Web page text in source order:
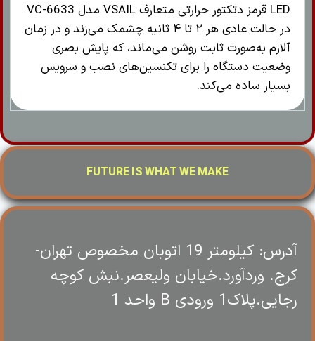
LED قرمز دتکتور حرارتی متعارف VSAIL مدل VC-6633
در حالت عادی هر ۲ تا ۴ ثانیه چشمک می‌زند و در زمان
آلارم به‌صورت ثابت روشن می‌ماند، که پایش بصری
وضعیت دستگاه را برای تکنسین‌های نصب و سرویس
بسیار ساده می‌کند.
FUTURE IS WHAT WE MAKE
آدرس: کیلومتر 19 اتوبان مخصوص تهران-
کرج. وردآورد.خیابان ولیعصر.نبش کوچه
رجایی.پلاک1 ورودی B واحد 1